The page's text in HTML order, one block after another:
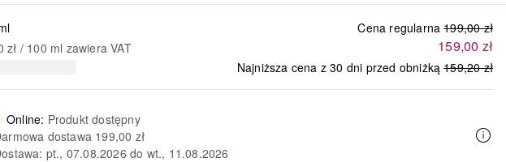
Cena regularna 199,00 zł
159,00 zł
Najniższa cena z 30 dni przed obniżką 159,20 zł
zł / 100 ml zawiera VAT
Online: Produkt dostępny
dostawa 199,00 zł
pt., 07.08.2026 do wt., 11.08.2026